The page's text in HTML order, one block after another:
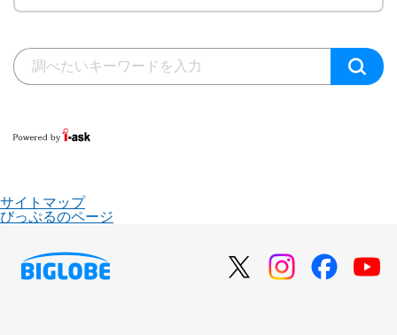
サイトマップ
びっぷるのページ